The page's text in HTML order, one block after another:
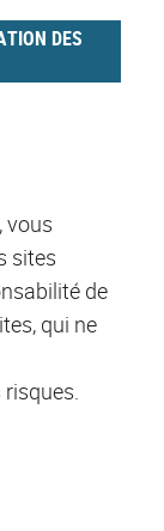
DES
vous
sites
de
qui ne